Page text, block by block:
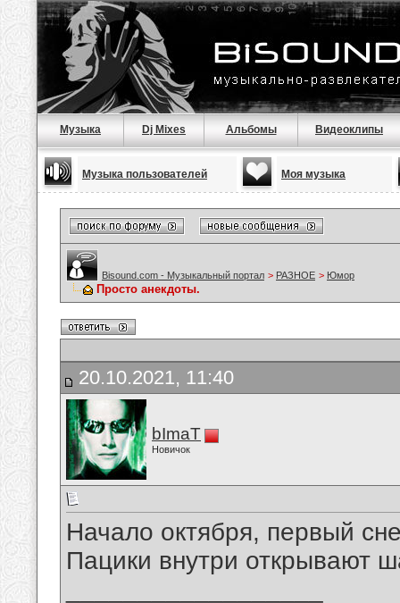
Музыка Dj Mixes Альбомы Видеоклипы
Музыка пользователей Моя музыка
Bisound.com - Музыкальный портал > РАЗНОЕ > Юмор
Просто анекдоты.
20.10.2021, 11:40
bImaT
Новичок
Начало октября, первый
Пацики внутри открывают